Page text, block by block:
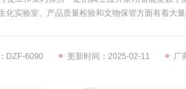
化实验室、产品质量检验和文物保管方面有着大量
DZF-6090 更新时间：2025-02-11 厂